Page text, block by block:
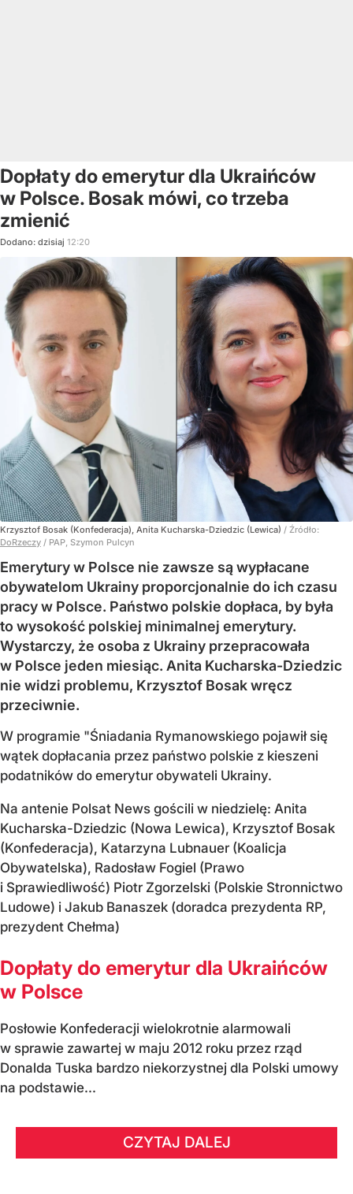
Dopłaty do emerytur dla Ukraińców
w Polsce. Bosak mówi, co trzeba
zmienić
Dodano: dzisiaj 12:20
Krzysztof Bosak (Konfederacja), Anita Kucharska-Dziedzic (Lewica) / Źródło:
DoRzeczy / PAP, Szymon Pulcyn
Emerytury w Polsce nie zawsze są wypłacane
obywatelom Ukrainy proporcjonalnie do ich czasu
pracy w Polsce. Państwo polskie dopłaca, by była
to wysokość polskiej minimalnej emerytury.
Wystarczy, że osoba z Ukrainy przepracowała
w Polsce jeden miesiąc. Anita Kucharska-Dziedzic
nie widzi problemu, Krzysztof Bosak wręcz
przeciwnie.
W programie "Śniadania Rymanowskiego pojawił się
wątek dopłacania przez państwo polskie z kieszeni
podatników do emerytur obywateli Ukrainy.
Na antenie Polsat News gościli w niedzielę: Anita
Kucharska-Dziedzic (Nowa Lewica), Krzysztof Bosak
(Konfederacja), Katarzyna Lubnauer (Koalicja
Obywatelska), Radosław Fogiel (Prawo
i Sprawiedliwość) Piotr Zgorzelski (Polskie Stronnictwo
Ludowe) i Jakub Banaszek (doradca prezydenta RP,
prezydent Chełma)
Dopłaty do emerytur dla Ukraińców
w Polsce
Posłowie Konfederacji wielokrotnie alarmowali
w sprawie zawartej w maju 2012 roku przez rząd
Donalda Tuska bardzo niekorzystnej dla Polski umowy
na podstawie...
CZYTAJ DALEJ